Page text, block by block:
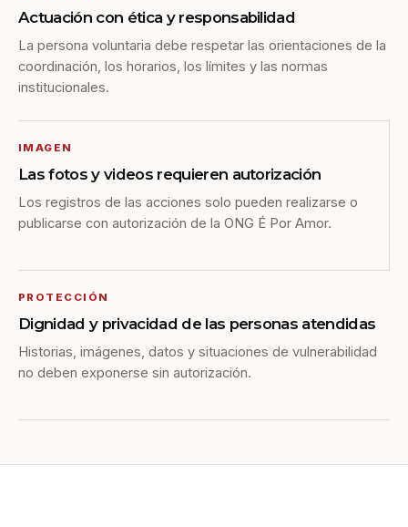
Actuación con ética y responsabilidad
La persona voluntaria debe respetar las orientaciones de la
coordinación, los horarios, los límites y las normas
institucionales.
IMAGEN
Las fotos y videos requieren autorización
Los registros de las acciones solo pueden realizarse o
publicarse con autorización de la ONG É Por Amor.
PROTECCIÓN
Dignidad y privacidad de las personas atendidas
Historias, imágenes, datos y situaciones de vulnerabilidad
no deben exponerse sin autorización.